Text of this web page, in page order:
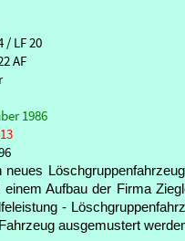
/ LF 20
AF
1986
Aufbau der Firma
-
ausgemustert